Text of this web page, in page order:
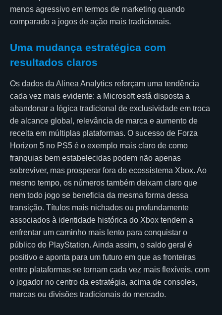
menos agressivo em termos de marketing quando
comparado a jogos de ação mais tradicionais.
Uma mudança estratégica com
resultados claros
Os dados da Alinea Analytics reforçam uma tendência
cada vez mais evidente: a Microsoft está disposta a
abandonar a lógica tradicional de exclusividade em troca
de alcance global, relevância de marca e aumento de
receita em múltiplas plataformas. O sucesso de Forza
Horizon 5 no PS5 é o exemplo mais claro de como
franquias bem estabelecidas podem não apenas
sobreviver, mas prosperar fora do ecossistema Xbox. Ao
mesmo tempo, os números também deixam claro que
nem todo jogo se beneficia da mesma forma dessa
transição. Títulos mais nichados ou profundamente
associados à identidade histórica do Xbox tendem a
enfrentar um caminho mais lento para conquistar o
público do PlayStation. Ainda assim, o saldo geral é
positivo e aponta para um futuro em que as fronteiras
entre plataformas se tornam cada vez mais flexíveis, com
o jogador no centro da estratégia, acima de consoles,
marcas ou divisões tradicionais do mercado.